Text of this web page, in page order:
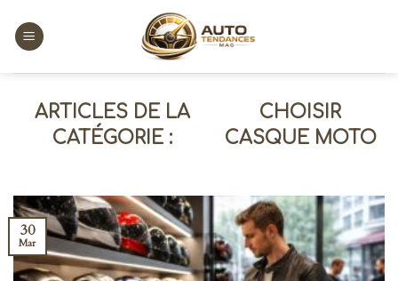
content
CHOISIR
CASQUE MOTO
30
Mar